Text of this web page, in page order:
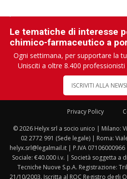
Le tematiche di interesse
chimico-farmaceutico a
Ogni settimana, per supportare la
Unisciti a oltre 8.400
ISCRIVITI ALLA
Privacy Policy
© 2026 Helyx srl a socio unico | Milano:
02 2772 991 (Sede legale) | Roma:
helyx.srl@legalmail.it | P.IVA
Sociale: €40.000 i.v. | Società soggetta a
Tecniche Nuove S.p.A. Registrazione:
21/10/2003. Iscritta al ROC Registro degli